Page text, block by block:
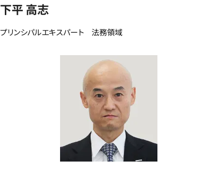
下平 高志
プリンシパルエキスパート 法務領域